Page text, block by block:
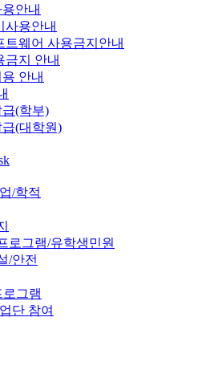
안내
사용안내
트웨어 사용금지안내
금지 안내
안내
(학부)
(대학원)
/학적
로그램/유학생민원
/안전
로그램
단 참여